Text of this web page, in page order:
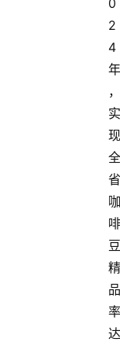
0
2
4
年
，
实
现
全
省
咖
啡
豆
精
品
率
达